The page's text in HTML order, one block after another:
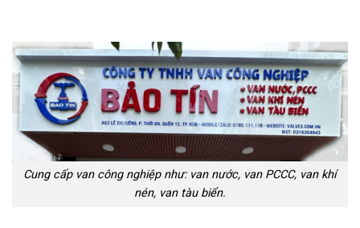
Cung cấp van công nghiệp như: van nước, van PCCC, van khí
nén, van tàu biển.